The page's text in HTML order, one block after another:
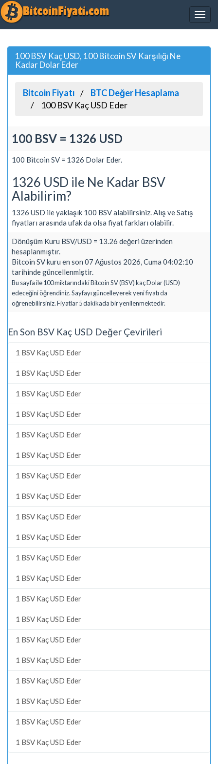
100 BSV Kaç USD, 100 Bitcoin SV Karşılığı Ne
Kadar Dolar Eder
Bitcoin Fiyatı
BTC Değer Hesaplama
100 BSV Kaç USD Eder
100 BSV = 1326 USD
100 Bitcoin SV = 1326 Dolar Eder.
1326 USD ile Ne Kadar BSV
Alabilirim?
1326 USD ile yaklaşık 100 BSV alabilirsiniz. Alış ve Satış
fiyatları arasında ufak da olsa fiyat farkları olabilir.
Dönüşüm Kuru BSV/USD = 13.26 değeri üzerinden
hesaplanmıştır.
Bitcoin SV kuru en son 07 Ağustos 2026, Cuma 04:02:10
tarihinde güncellenmiştir.
Bu sayfa ile 100 miktarındaki Bitcoin SV (BSV) kaç Dolar (USD)
edeceğini öğrendiniz. Sayfayı güncelleyerek yeni fiyatı da
öğrenebilirsiniz. Fiyatlar 5 dakikada bir yenilenmektedir.
En Son BSV Kaç USD Değer Çevirileri
1 BSV Kaç USD Eder
1 BSV Kaç USD Eder
1 BSV Kaç USD Eder
1 BSV Kaç USD Eder
1 BSV Kaç USD Eder
1 BSV Kaç USD Eder
1 BSV Kaç USD Eder
1 BSV Kaç USD Eder
1 BSV Kaç USD Eder
1 BSV Kaç USD Eder
1 BSV Kaç USD Eder
1 BSV Kaç USD Eder
1 BSV Kaç USD Eder
1 BSV Kaç USD Eder
1 BSV Kaç USD Eder
1 BSV Kaç USD Eder
1 BSV Kaç USD Eder
1 BSV Kaç USD Eder
1 BSV Kaç USD Eder
1 BSV Kaç USD Eder